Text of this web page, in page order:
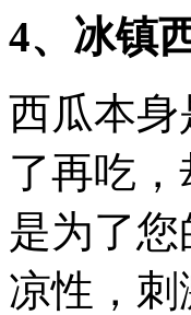
4、冰镇
西瓜本
了再吃
是为了
凉性，